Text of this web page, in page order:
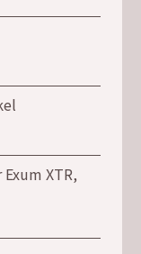
kr.
XTR,